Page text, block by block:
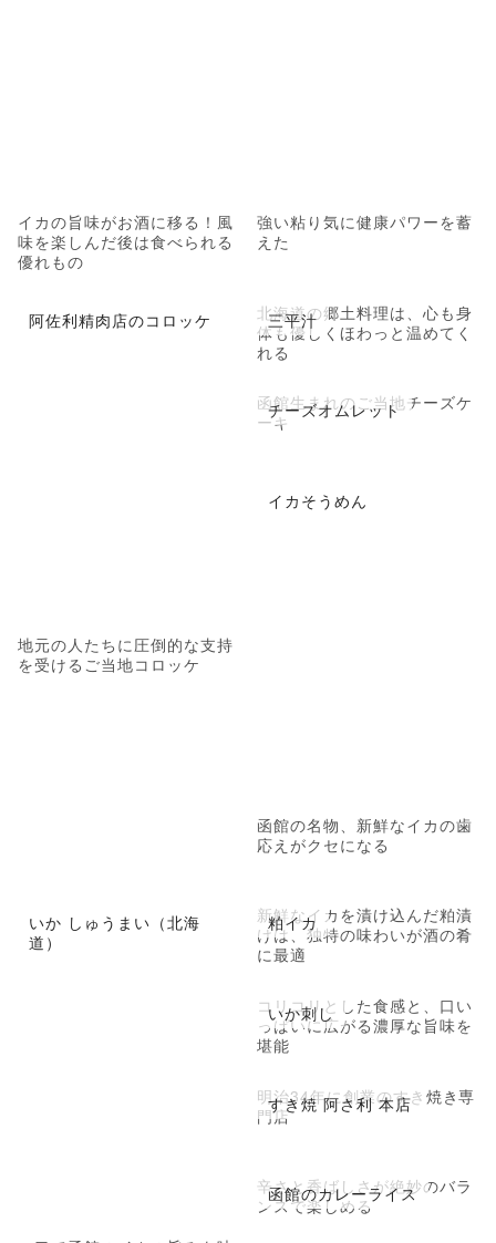
イカの旨味がお酒に移る！風
味を楽しんだ後は食べられる
優れもの
強い粘り気に健康パワーを蓄
えた
阿佐利精肉店のコロッケ
地元の人たちに圧倒的な支持
を受けるご当地コロッケ
三平汁
北海道の郷土料理は、心も身
体も優しくほわっと温めてく
れる
チーズオムレット
函館生まれのご当地チーズケ
ーキ
イカそうめん
函館の名物、新鮮なイカの歯
応えがクセになる
いか しゅうまい（北海
道）
粕イカ
新鮮なイカを漬け込んだ粕漬
けは、独特の味わいが酒の肴
に最適
いか刺し
コリコリとした食感と、口い
っぱいに広がる濃厚な旨味を
堪能
すき焼 阿さ利 本店
明治34年に創業のすき焼き専
門店
函館のカレーライス
辛さと香ばしさが絶妙のバラ
ンスで楽しめる